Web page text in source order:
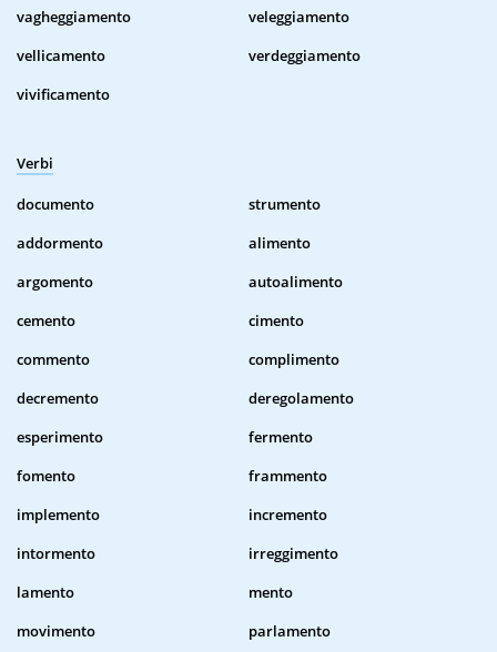
vagheggiamento
veleggiamento
vellicamento
verdeggiamento
vivificamento
Verbi
documento
strumento
addormento
alimento
argomento
autoalimento
cemento
cimento
commento
complimento
decremento
deregolamento
esperimento
fermento
fomento
frammento
implemento
incremento
intormento
irreggimento
lamento
mento
movimento
parlamento